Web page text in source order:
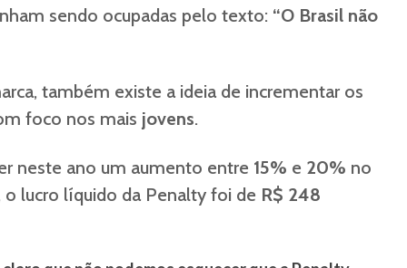
sendo ocupadas pelo texto: “O Brasil não
também existe a ideia de incrementar os
foco nos mais jovens.
neste ano um aumento entre 15% e 20% no
o lucro líquido da Penalty foi de R$ 248